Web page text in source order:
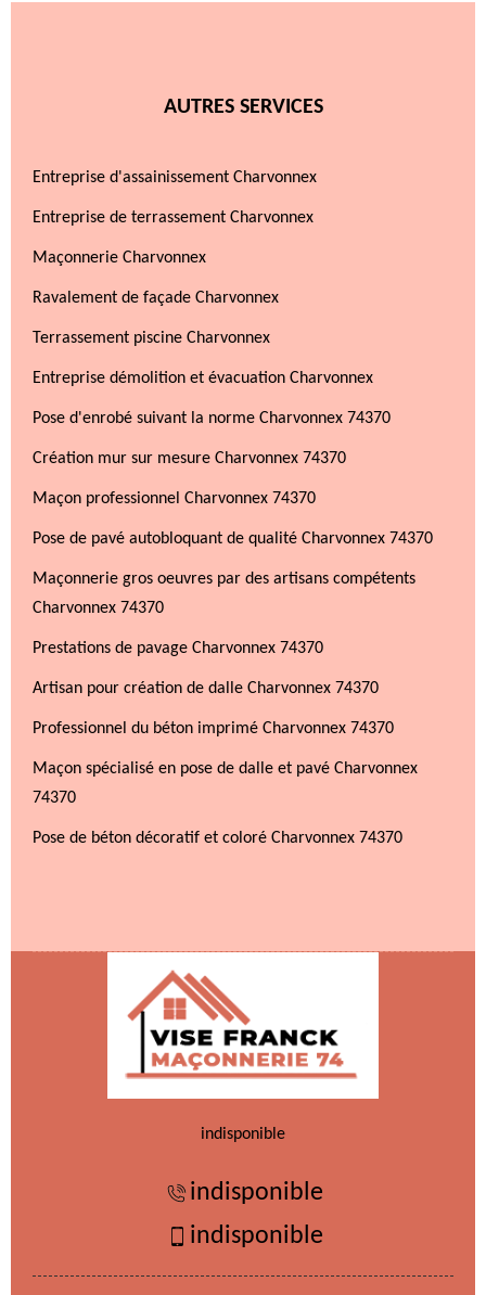
AUTRES SERVICES
Entreprise d'assainissement Charvonnex
Entreprise de terrassement Charvonnex
Maçonnerie Charvonnex
Ravalement de façade Charvonnex
Terrassement piscine Charvonnex
Entreprise démolition et évacuation Charvonnex
Pose d'enrobé suivant la norme Charvonnex 74370
Création mur sur mesure Charvonnex 74370
Maçon professionnel Charvonnex 74370
Pose de pavé autobloquant de qualité Charvonnex 74370
Maçonnerie gros oeuvres par des artisans compétents
Charvonnex 74370
Prestations de pavage Charvonnex 74370
Artisan pour création de dalle Charvonnex 74370
Professionnel du béton imprimé Charvonnex 74370
Maçon spécialisé en pose de dalle et pavé Charvonnex
74370
Pose de béton décoratif et coloré Charvonnex 74370
indisponible
indisponible
indisponible